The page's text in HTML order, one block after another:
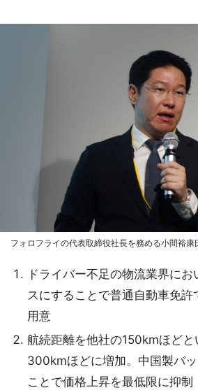
フォロフライの代表取締役社長を務める小間裕康
ドライバー不足の物流業界に
スにすることで普通自動車免許
用意
航続距離を他社の150kmほどと
300kmほどに増加。中国製バ
ことで価格上昇を最低限に抑制